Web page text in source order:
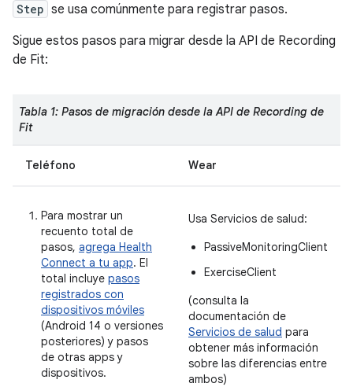
Step se usa comúnmente para registrar pasos.
Sigue estos pasos para migrar desde la API de Recording
de Fit:
Tabla 1: Pasos de migración desde la API de Recording de
Fit
Teléfono Wear
Para mostrar un
recuento total de
pasos, agrega Health
Connect a tu app. El
total incluye pasos
registrados con
dispositivos móviles
(Android 14 o versiones
posteriores) y pasos
de otras apps y
dispositivos.
Usa Servicios de salud:
PassiveMonitoringClient
ExerciseClient
(consulta la
documentación de
Servicios de salud para
obtener más información
sobre las diferencias entre
ambos)